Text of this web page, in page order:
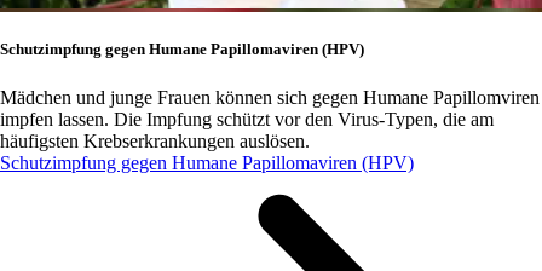
Schutzimpfung gegen Humane Papillomaviren (HPV)
Mädchen und junge Frauen können sich gegen Humane Papillomviren
impfen lassen. Die Impfung schützt vor den Virus-Typen, die am
häufigsten Krebserkrankungen auslösen.
Schutzimpfung gegen Humane Papillomaviren (HPV)